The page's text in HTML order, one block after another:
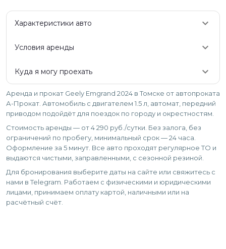
Характеристики авто keyboard_arrow_down
Условия аренды keyboard_arrow_down
Куда я могу проехать keyboard_arrow_down
Аренда и прокат Geely Emgrand 2024 в Томске от автопроката
А-Прокат. Автомобиль с двигателем 1.5 л, автомат, передний
приводом подойдёт для поездок по городу и окрестностям.
Стоимость аренды — от 4 290 руб./сутки. Без залога, без
ограничений по пробегу, минимальный срок — 24 часа.
Оформление за 5 минут. Все авто проходят регулярное ТО и
выдаются чистыми, заправленными, с сезонной резиной.
Для бронирования выберите даты на сайте или свяжитесь с
нами в Telegram. Работаем с физическими и юридическими
лицами, принимаем оплату картой, наличными или на
расчётный счёт.